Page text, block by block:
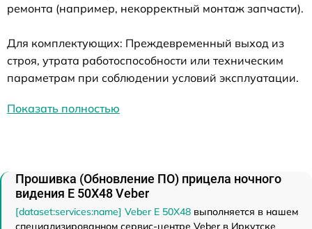
ремонта (например, некорректный монтаж запчасти).
Для комплектующих: Преждевременный выход из
строя, утрата работоспособности или техническим
параметрам при соблюдении условий эксплуатации.
Показать полностью
Прошивка (Обновление ПО) прицела ночного
видения E 50X48 Veber
[dataset:services:name] Veber E 50X48 выполняется в нашем
специализированном сервис-центре Veber в Иркутске